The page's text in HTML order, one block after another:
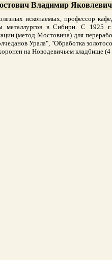
Владимир Яковлевич
ископаемых, профессор
в Сибири. С 1925 г.
(метод Мостовича) для
Урала", "Обработка
на Новодевичьем кладбище